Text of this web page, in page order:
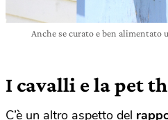
Anche se curato e ben alimentato
I cavalli e la pet
C’è un altro aspetto del